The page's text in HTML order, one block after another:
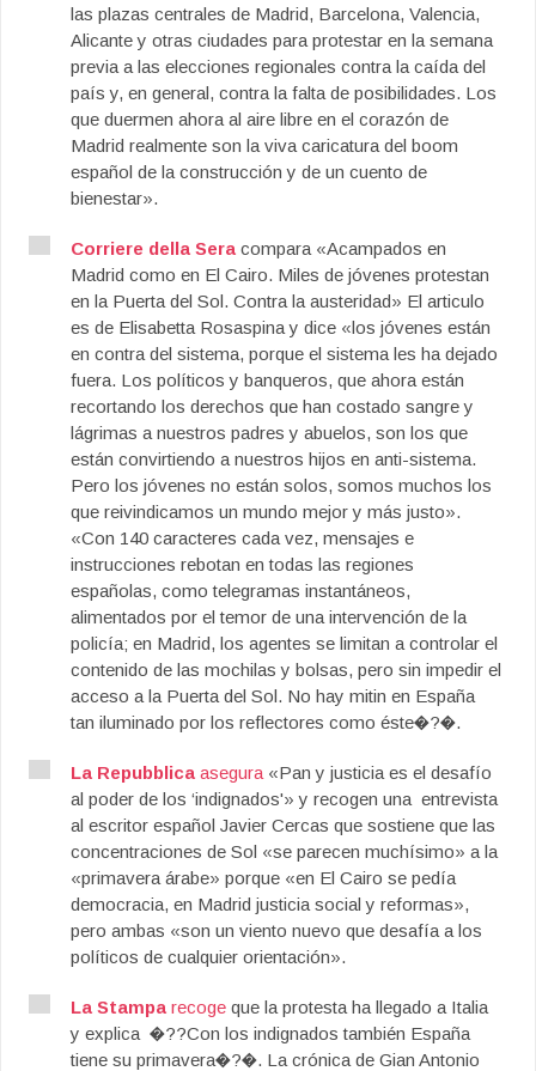
las plazas centrales de Madrid, Barcelona, Valencia,
Alicante y otras ciudades para protestar en la semana
previa a las elecciones regionales contra la caída del
país y, en general, contra la falta de posibilidades. Los
que duermen ahora al aire libre en el corazón de
Madrid realmente son la viva caricatura del boom
español de la construcción y de un cuento de
bienestar».
Corriere della Sera compara «Acampados en
Madrid como en El Cairo. Miles de jóvenes protestan
en la Puerta del Sol. Contra la austeridad» El articulo
es de Elisabetta Rosaspina y dice «los jóvenes están
en contra del sistema, porque el sistema les ha dejado
fuera. Los políticos y banqueros, que ahora están
recortando los derechos que han costado sangre y
lágrimas a nuestros padres y abuelos, son los que
están convirtiendo a nuestros hijos en anti-sistema.
Pero los jóvenes no están solos, somos muchos los
que reivindicamos un mundo mejor y más justo».
«Con 140 caracteres cada vez, mensajes e
instrucciones rebotan en todas las regiones
españolas, como telegramas instantáneos,
alimentados por el temor de una intervención de la
policía; en Madrid, los agentes se limitan a controlar el
contenido de las mochilas y bolsas, pero sin impedir el
acceso a la Puerta del Sol. No hay mitin en España
tan iluminado por los reflectores como éste�?�.
La Repubblica asegura «Pan y justicia es el desafío
al poder de los ‘indignados'» y recogen una entrevista
al escritor español Javier Cercas que sostiene que las
concentraciones de Sol «se parecen muchísimo» a la
«primavera árabe» porque «en El Cairo se pedía
democracia, en Madrid justicia social y reformas»,
pero ambas «son un viento nuevo que desafía a los
políticos de cualquier orientación».
La Stampa recoge que la protesta ha llegado a Italia
y explica �??Con los indignados también España
tiene su primavera�?�. La crónica de Gian Antonio